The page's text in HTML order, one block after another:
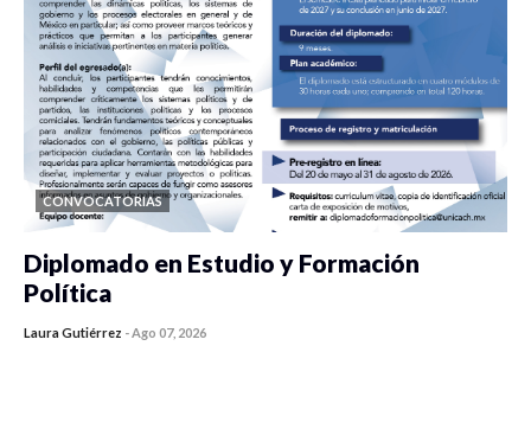
CONVOCATORIAS
Diplomado en Estudio y Formación
Política
Laura Gutiérrez -Ago 07, 2026